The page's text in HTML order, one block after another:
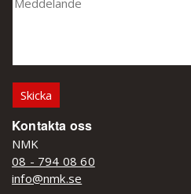
Kontakta oss
NMK
08 - 794 08 60
info@nmk.se